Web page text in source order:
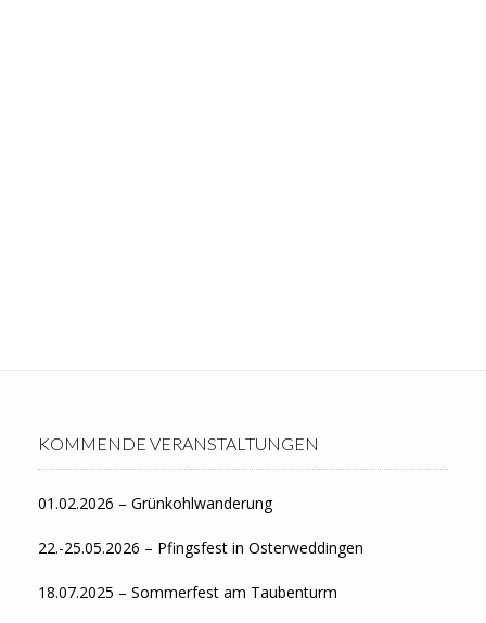
KOMMENDE VERANSTALTUNGEN
01.02.2026 – Grünkohlwanderung
22.-25.05.2026 – Pfingsfest in Osterweddingen
18.07.2025 – Sommerfest am Taubenturm